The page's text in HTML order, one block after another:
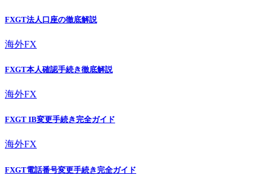
FXGT法人口座の徹底解説
海外FX
FXGT本人確認手続き徹底解説
海外FX
FXGT IB変更手続き完全ガイド
海外FX
FXGT電話番号変更手続き完全ガイド